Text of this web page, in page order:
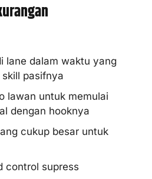
lane dalam waktu yang
pasifnya
lawan untuk memulai
dengan hooknya
cukup besar untuk
control supress